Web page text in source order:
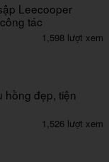
Leecooper
tác
1,598 lượt xem
hồng đẹp, tiện
1,526 lượt xem